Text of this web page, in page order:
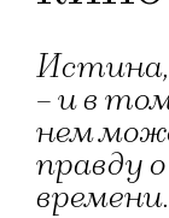
Истина,
– и в
нем
правду
времени.